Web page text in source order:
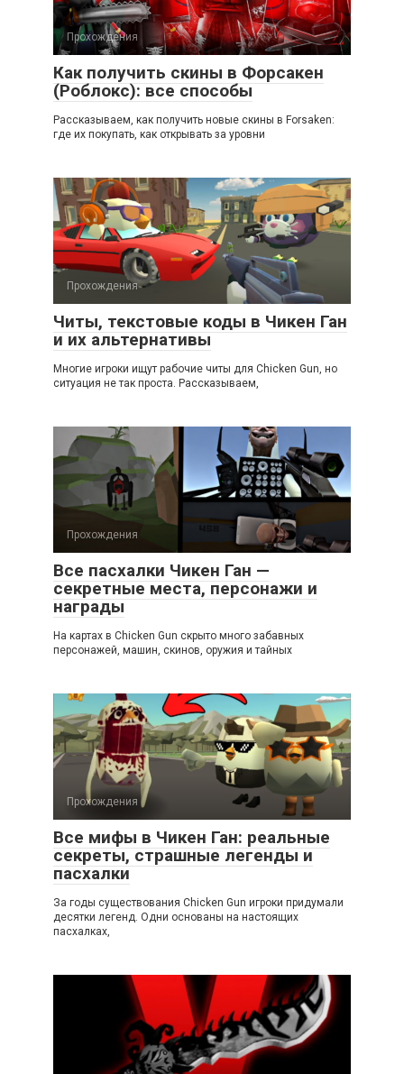
Прохождения
Как получить скины в Форсакен
(Роблокс): все способы
Рассказываем, как получить новые скины в Forsaken:
где их покупать, как открывать за уровни
Прохождения
Читы, текстовые коды в Чикен Ган
и их альтернативы
Многие игроки ищут рабочие читы для Chicken Gun, но
ситуация не так проста. Рассказываем,
Прохождения
Все пасхалки Чикен Ган —
секретные места, персонажи и
награды
На картах в Chicken Gun скрыто много забавных
персонажей, машин, скинов, оружия и тайных
Прохождения
Все мифы в Чикен Ган: реальные
секреты, страшные легенды и
пасхалки
За годы существования Chicken Gun игроки придумали
десятки легенд. Одни основаны на настоящих
пасхалках,